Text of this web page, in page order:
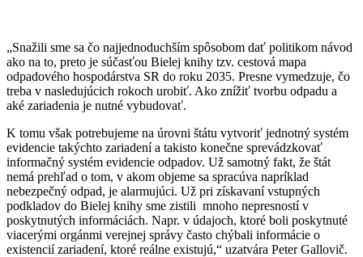
„Snažili sme sa čo najjednoduchším spôsobom dať politikom návod
ako na to, preto je súčasťou Bielej knihy tzv. cestová mapa
odpadového hospodárstva SR do roku 2035. Presne vymedzuje, čo
treba v nasledujúcich rokoch urobiť. Ako znížiť tvorbu odpadu a
aké zariadenia je nutné vybudovať.
K tomu však potrebujeme na úrovni štátu vytvoriť jednotný systém
evidencie takýchto zariadení a takisto konečne sprevádzkovať
informačný systém evidencie odpadov. Už samotný fakt, že štát
nemá prehľad o tom, v akom objeme sa spracúva napríklad
nebezpečný odpad, je alarmujúci. Už pri získavaní vstupných
podkladov do Bielej knihy sme zistili mnoho nepresností v
poskytnutých informáciách. Napr. v údajoch, ktoré boli poskytnuté
viacerými orgánmi verejnej správy často chýbali informácie o
existencií zariadení, ktoré reálne existujú,“ uzatvára Peter Gallovič.